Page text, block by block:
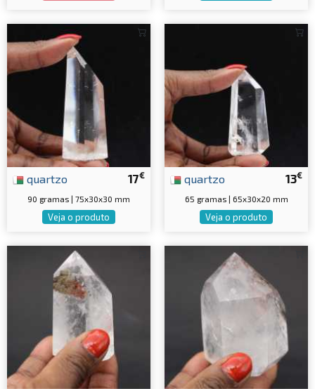
17€
quartzo
90 gramas | 75x30x30 mm
Veja o produto
13€
quartzo
65 gramas | 65x30x20 mm
Veja o produto